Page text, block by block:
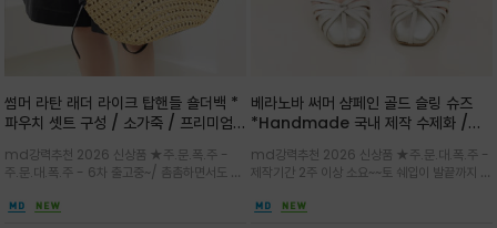
썸머 라탄 래더 라이크 탑핸들 숄더백 *
파우치 셋트 구성 / 소가죽 / 프리미엄
라이크 배색이 조화롭게 어우러진 탑핸
들 숄더백
md강력추천 2026 신상품 ★주.문.폭.주 -
주.문.대.폭.주 - 6차 출고중~/ 촘촘하면서도 입
만들며 부드러운 곡선의 바스켓 실루엣에 넉넉한
베라노바 써머 샴페인 골드 슬링 슈즈
*Handmade 국내 제작 수제화 /은
스럽게 밝혀주는 슬링백 플랫슈
md강력추천 2026 신상품 ★주.문.대.폭.주 -
제작기간 2주 이상 소요~~토 쉐입이 발끝까지 세
끔한 디자인과 베이직한 컬러감으로 높은 활용도